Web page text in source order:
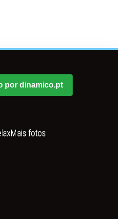
por dinamico.pt
Mais fotos